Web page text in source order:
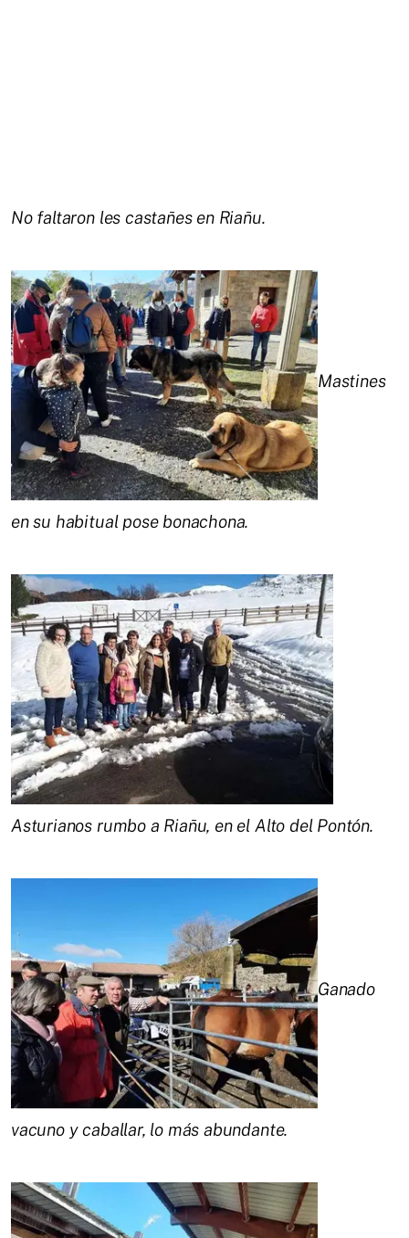
No faltaron les castañes en Riañu.
Mastines
en su habitual pose bonachona.
Asturianos rumbo a Riañu, en el Alto del Pontón.
Ganado
vacuno y caballar, lo más abundante.